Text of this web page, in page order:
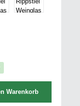
Warenkorb